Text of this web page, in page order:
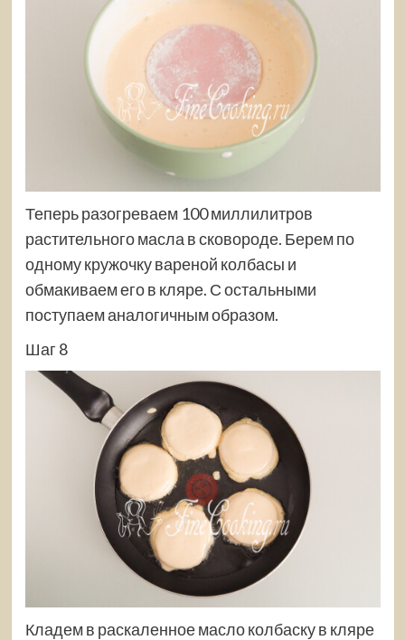
Теперь разогреваем 100 миллилитров
растительного масла в сковороде. Берем по
одному кружочку вареной колбасы и
обмакиваем его в кляре. С остальными
поступаем аналогичным образом.
Шаг 8
Кладем в раскаленное масло колбаску в кляре